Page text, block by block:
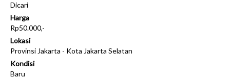
Dicari
Harga
Rp50.000,-
Lokasi
Provinsi Jakarta - Kota Jakarta Selatan
Kondisi
Baru